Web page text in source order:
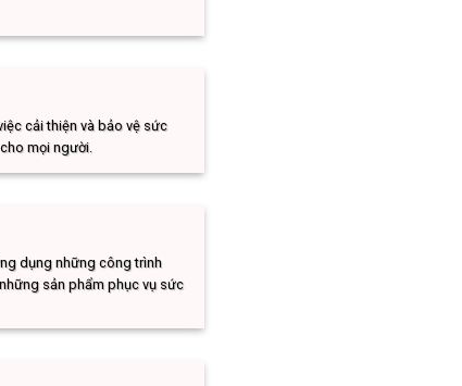
cải thiện và bảo vệ sức
mọi người.
dụng những công trình
sản phẩm phục vụ sức